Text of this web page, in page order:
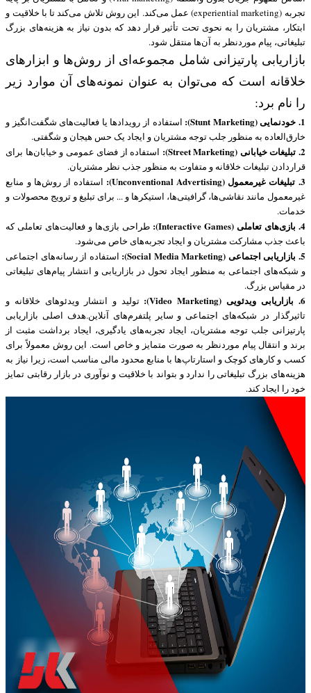
تجربه (experiential marketing) عمل می‌کند. این روش تلاش می‌کند تا با خلاقیت و
ابتکار، مشتریان را به نحوی تحت تأثیر قرار دهد که بدون نیاز به هزینه‌های بزرگ
تبلیغاتی، پیام موردنظر به آن‌ها منتقل شود.
بازاریابی پارتیزانی شامل مجموعه‌ای از روش‌ها و ابزارهای
خلاقانه است که می‌توان به عنوان نمونه‌های آن موارد زیر
را نام برد:
1. خودنمایی (Stunt Marketing):
استفاده از رویدادها یا فعالیت‌های شگفت‌انگیز و
خارق‌العاده به منظور جلب توجه مشتریان و ایجاد یک حس هیجان و شگفتی.
2. تبلیغات خیابانی (Street Marketing):
استفاده از فضای عمومی و خیابان‌ها برای
قراردادن تبلیغات خلاقانه و متفاوت به منظور جذب نظر مشتریان.
3. تبلیغات غیرمعمول (Unconventional Advertising):
استفاده از روش‌ها و منابع
غیرمعمول مانند نقاشی‌ها، گرافیتی‌ها، استیکرها و ... برای تبلیغ و ترویج محصولات و
خدمات.
4. بازی‌های تعاملی (Interactive Games):
طراحی بازی‌ها و فعالیت‌های تعاملی که
باعث جذب مشارکت مشتریان و ایجاد تجربه‌های خاص می‌شود.
5. بازاریابی اجتماعی (Social Media Marketing):
استفاده از رسانه‌های اجتماعی
و شبکه‌های اجتماعی به منظور ایجاد تحول در بازاریابی و انتشار پیام‌های تبلیغاتی
در مقیاس بزرگ.
6. بازاریابی ویدئویی (Video Marketing):
تولید و انتشار ویدئوهای خلاقانه و
تاثیرگذار در شبکه‌های اجتماعی و سایر پلتفرم‌های آنلاین.هدف اصلی بازاریابی
پارتیزانی جلب توجه مشتریان، ایجاد تجربه‌های یادگیری، ایجاد برداشت مثبت از
برند و انتقال پیام موردنظر به صورت متمایز و خاص است. این روش معمولاً برای
کسب و کارهای کوچک و استارتاپ‌ها با منابع محدود مالی مناسب است، زیرا نیاز به
هزینه‌های بزرگ تبلیغاتی را ندارد و بتواند با خلاقیت و نوآوری در بازار رقابتی تمایز
خود را ایجاد کند.